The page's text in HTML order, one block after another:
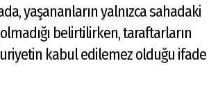
yaşananların yalnızca sahadaki
belirtilirken, taraftarların
kabul edilemez olduğu ifade